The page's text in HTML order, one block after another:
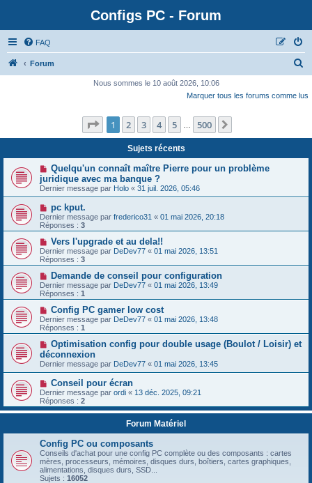
Configs PC - Forum
FAQ
Forum
Nous sommes le 10 août 2026, 10:06
Marquer tous les forums comme lus
Page 1sur500
1 2 3 4 5 500
Sujets récents
Quelqu'un connaît maître Pierre pour un problème
juridique avec ma banque ?
Dernier message par Holo « 31 juil. 2026, 05:46
pc kput.
Dernier message par frederico31 « 01 mai 2026, 20:18
Réponses : 3
Vers l'upgrade et au dela!!
Dernier message par DeDev77 « 01 mai 2026, 13:51
Réponses : 3
Demande de conseil pour configuration
Dernier message par DeDev77 « 01 mai 2026, 13:49
Réponses : 1
Config PC gamer low cost
Dernier message par DeDev77 « 01 mai 2026, 13:48
Réponses : 1
Optimisation config pour double usage (Boulot / Loisir) et
déconnexion
Dernier message par DeDev77 « 01 mai 2026, 13:45
Conseil pour écran
Dernier message par ordi « 13 déc. 2025, 09:21
Réponses : 2
Forum Matériel
Config PC ou composants
Conseils d'achat pour une config PC complète ou des composants : cartes
mères, processeurs, mémoires, disques durs, boîtiers, cartes graphiques,
alimentations, disques durs, SSD...
Sujets : 16052